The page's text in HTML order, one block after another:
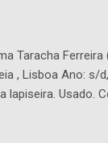
Taracha
, Lisboa Ano: s/
lapiseira. Usado.